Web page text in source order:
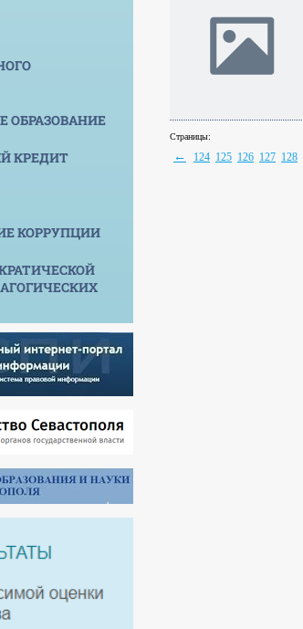
ОБРАЗОВАНИЕ
КРЕДИТ
КОРРУПЦИИ
Страницы:
← 124 125 126 127 128